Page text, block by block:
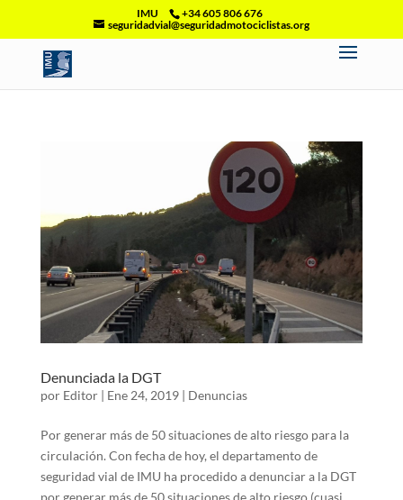
IMU
+34 605 806 676
seguridadvial@seguridadmotociclistas.org
Denunciada la DGT
por Editor| Ene 24, 2019| Denuncias
Por generar más de 50 situaciones de alto riesgo para la
circulación. Con fecha de hoy, el departamento de
seguridad vial de IMU ha procedido a denunciar a la DGT
por generar más de 50 situaciones de alto riesgo (cuasi